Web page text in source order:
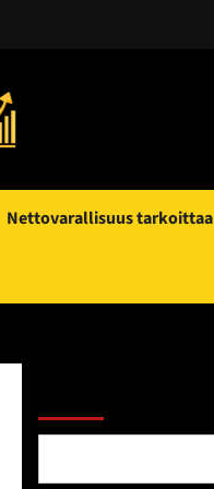
Nettovarallisuus tarkoittaa